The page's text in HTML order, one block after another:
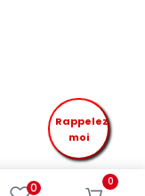
0 0
Rappelez
moi